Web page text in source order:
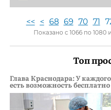
<< < 68 69 70 71
Показано с 1066 по 1080
Топ
Глава Краснодара: У
есть возможность